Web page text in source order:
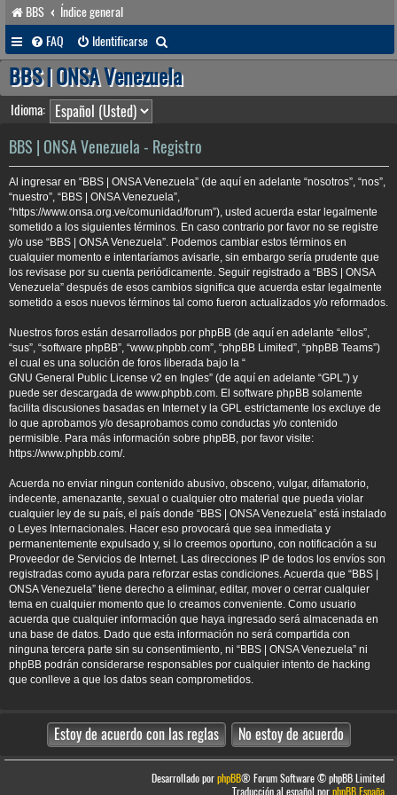
BBS
Índice general
FAQ
Identificarse
u
s
a
r
BBS | ONSA Venezuela
Idioma:
BBS | ONSA Venezuela - Registro
Al ingresar en “BBS | ONSA Venezuela” (de aquí en adelante “nosotros”, “nos”,
“nuestro”, “BBS | ONSA Venezuela”,
“https://www.onsa.org.ve/comunidad/forum”), usted acuerda estar legalmente
sometido a los siguientes términos. En caso contrario por favor no se registre
y/o use “BBS | ONSA Venezuela”. Podemos cambiar estos términos en
cualquier momento e intentaríamos avisarle, sin embargo sería prudente que
los revisase por su cuenta periódicamente. Seguir registrado a “BBS | ONSA
Venezuela” después de esos cambios significa que acuerda estar legalmente
sometido a esos nuevos términos tal como fueron actualizados y/o reformados.
Nuestros foros están desarrollados por phpBB (de aquí en adelante “ellos”,
“sus”, “software phpBB”, “www.phpbb.com”, “phpBB Limited”, “phpBB Teams”)
el cual es una solución de foros liberada bajo la “
GNU General Public License v2 en Ingles” (de aquí en adelante “GPL”) y
puede ser descargada de www.phpbb.com. El software phpBB solamente
facilita discusiones basadas en Internet y la GPL estrictamente los excluye de
lo que aprobamos y/o desaprobamos como conductas y/o contenido
permisible. Para más información sobre phpBB, por favor visite:
https://www.phpbb.com/.
Acuerda no enviar ningun contenido abusivo, obsceno, vulgar, difamatorio,
indecente, amenazante, sexual o cualquier otro material que pueda violar
cualquier ley de su país, el país donde “BBS | ONSA Venezuela” está instalado
o Leyes Internacionales. Hacer eso provocará que sea inmediata y
permanentemente expulsado y, si lo creemos oportuno, con notificación a su
Proveedor de Servicios de Internet. Las direcciones IP de todos los envíos son
registradas como ayuda para reforzar estas condiciones. Acuerda que “BBS |
ONSA Venezuela” tiene derecho a eliminar, editar, mover o cerrar cualquier
tema en cualquier momento que lo creamos conveniente. Como usuario
acuerda que cualquier información que haya ingresado será almacenada en
una base de datos. Dado que esta información no será compartida con
ninguna tercera parte sin su consentimiento, ni “BBS | ONSA Venezuela” ni
phpBB podrán considerarse responsables por cualquier intento de hacking
que conlleve a que los datos sean comprometidos.
Desarrollado porphpBB® Forum Software © phpBB Limited
Traducción al español porphpBB España